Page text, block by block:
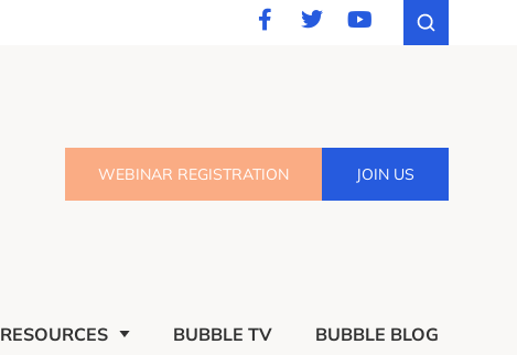
WEBINAR REGISTRATION JOIN US
RESOURCES BUBBLE TV BUBBLE BLOG